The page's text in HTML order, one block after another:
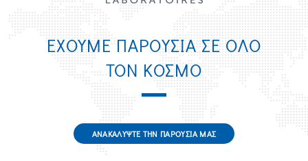
ΕΧΟΥΜΕ ΠΑΡΟΥΣΙΑ ΣΕ ΟΛΟ
ΤΟΝ ΚΟΣΜΟ
ΑΝΑΚΑΛΥΨΤΕ ΤΗΝ ΠΑΡΟΥΣΙΑ ΜΑΣ